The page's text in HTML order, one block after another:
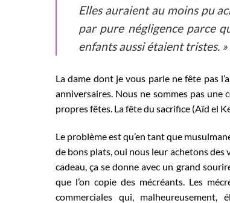
Elles auraient au moins pu
par pure négligence parce
enfants aussi étaient tristes. »
La dame dont je vous parle ne fête pas
anniversaires. Nous ne sommes pas une
propres fêtes. La fête du sacrifice (Aïd el
Le problème est qu’en tant que
de bons plats, oui nous leur achetons des
cadeau, ça se donne avec un grand
que l’on copie des mécréants. Les
commerciales qui, malheureusement,